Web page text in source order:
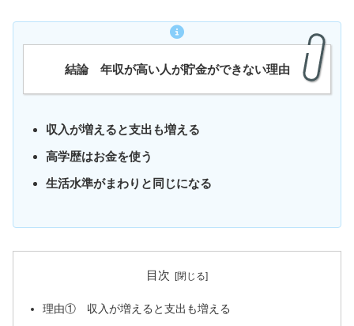
結論 年収が高い人が貯金ができない理由
収入が増えると支出も増える
高学歴はお金を使う
生活水準がまわりと同じになる
目次
理由① 収入が増えると支出も増える